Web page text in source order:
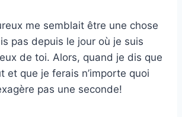
me semblait être une chose
pas depuis le jour où je suis
de toi. Alors, quand je dis que
et que je ferais n’importe quoi
pas une seconde!